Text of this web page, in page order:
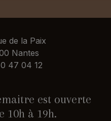
de la Paix
Nantes
47 04 12
est ouverte
10h à 19h.